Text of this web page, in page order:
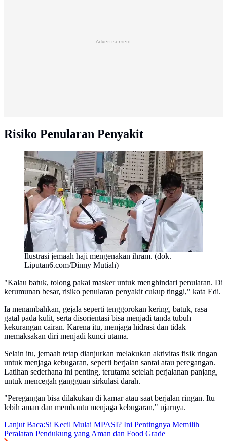
Advertisement
Risiko Penularan Penyakit
Ilustrasi jemaah haji mengenakan ihram. (dok.
Liputan6.com/Dinny Mutiah)
"Kalau batuk, tolong pakai masker untuk menghindari penularan. Di
kerumunan besar, risiko penularan penyakit cukup tinggi," kata Edi.
Ia menambahkan, gejala seperti tenggorokan kering, batuk, rasa
gatal pada kulit, serta disorientasi bisa menjadi tanda tubuh
kekurangan cairan. Karena itu, menjaga hidrasi dan tidak
memaksakan diri menjadi kunci utama.
Selain itu, jemaah tetap dianjurkan melakukan aktivitas fisik ringan
untuk menjaga kebugaran, seperti berjalan santai atau peregangan.
Latihan sederhana ini penting, terutama setelah perjalanan panjang,
untuk mencegah gangguan sirkulasi darah.
"Peregangan bisa dilakukan di kamar atau saat berjalan ringan. Itu
lebih aman dan membantu menjaga kebugaran," ujarnya.
Lanjut Baca:Si Kecil Mulai MPASI? Ini Pentingnya Memilih
Peralatan Pendukung yang Aman dan Food Grade